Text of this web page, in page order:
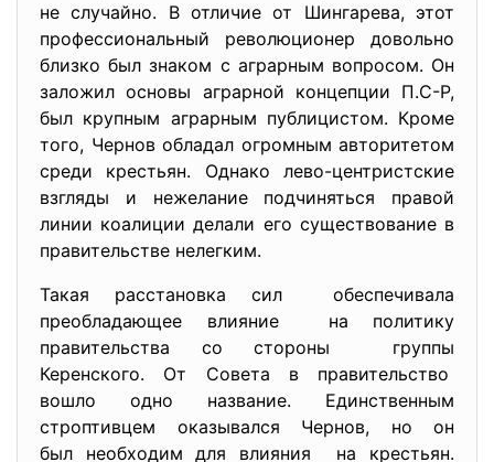
не случайно. В отличие от Шингарева, этот
профессиональный революционер довольно
близко был знаком с аграрным вопросом. Он
заложил основы аграрной концепции П.С-Р,
был крупным аграрным публицистом. Кроме
того, Чернов обладал огромным авторитетом
среди крестьян. Однако лево-центристские
взгляды и нежелание подчиняться правой
линии коалиции делали его существование в
правительстве нелегким.
Такая расстановка сил обеспечивала
преобладающее влияние на политику
правительства со стороны группы
Керенского. От Совета в правительство
вошло одно название. Единственным
строптивцем оказывался Чернов, но он
был необходим для влияния на крестьян.